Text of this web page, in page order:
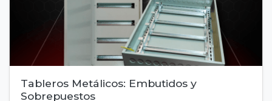
Tableros Metálicos: Embutidos y
Sobrepuestos